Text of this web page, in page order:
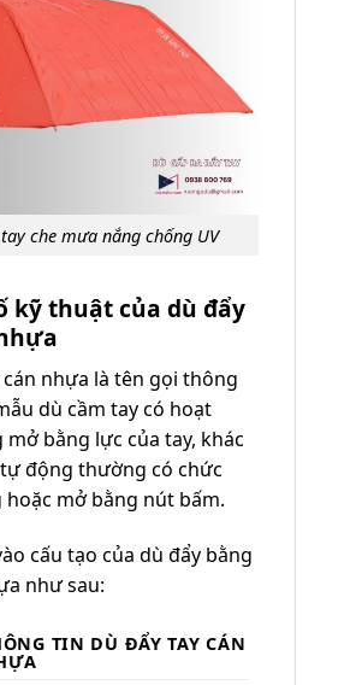
che mưa nắng chống UV
kỹ thuật của dù đẩy
cán nhựa là tên gọi thông
dù cầm tay có hoạt
bằng lực của tay, khác
động thường có chức
hoặc mở bằng nút bấm.
cấu tạo của dù đẩy bằng
như sau:
TIN DÙ ĐẨY TAY CÁN